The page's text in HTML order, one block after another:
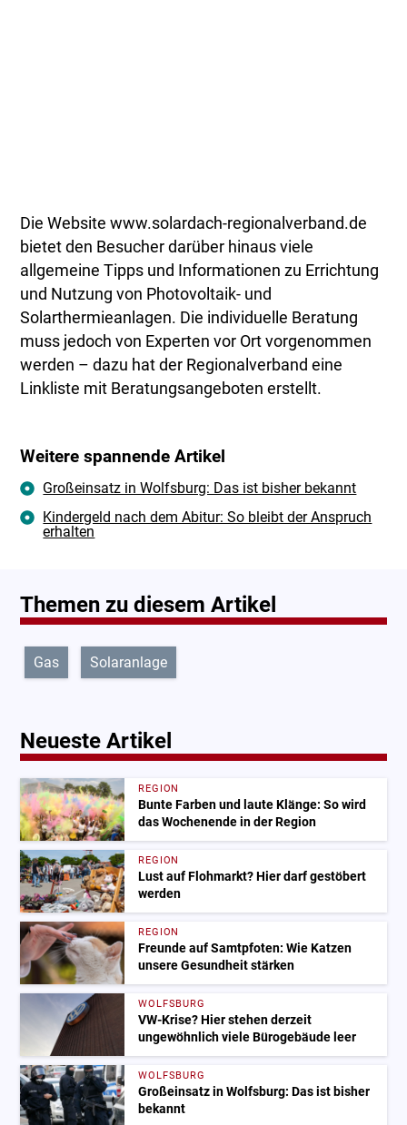
Die Website www.solardach-regionalverband.de
bietet den Besucher darüber hinaus viele
allgemeine Tipps und Informationen zu Errichtung
und Nutzung von Photovoltaik- und
Solarthermieanlagen. Die individuelle Beratung
muss jedoch von Experten vor Ort vorgenommen
werden – dazu hat der Regionalverband eine
Linkliste mit Beratungsangeboten erstellt.
Weitere spannende Artikel
Großeinsatz in Wolfsburg: Das ist bisher bekannt
Kindergeld nach dem Abitur: So bleibt der Anspruch
erhalten
Themen zu diesem Artikel
Gas Solaranlage
Neueste Artikel
REGION
Bunte Farben und laute Klänge: So wird
das Wochenende in der Region
REGION
Lust auf Flohmarkt? Hier darf gestöbert
werden
REGION
Freunde auf Samtpfoten: Wie Katzen
unsere Gesundheit stärken
WOLFSBURG
VW-Krise? Hier stehen derzeit
ungewöhnlich viele Bürogebäude leer
WOLFSBURG
Großeinsatz in Wolfsburg: Das ist bisher
bekannt